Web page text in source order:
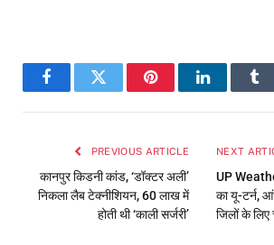
FacebookTwitter PinterestLinkedIn
PREVIOUS ARTICLE
कानपुर किडनी कांड, ‘डॉक्टर अली’
निकला लैब टेक्नीशियन, 60 लाख में
होती थी ‘काली सर्जरी’
NEXT
UP
का यू-टर्न,
जिलों के लिए